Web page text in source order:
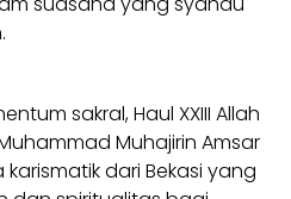
sakral, Haul XXIII Allah
Muhajirin Amsar
dari Bekasi yang